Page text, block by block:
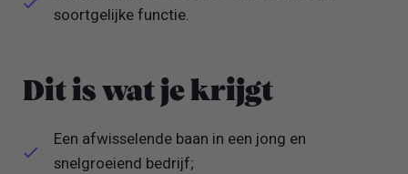
soortgelijke functie.
Dit is wat je krijgt
Een afwisselende baan in een jong en
snelgroeiend bedrijf;